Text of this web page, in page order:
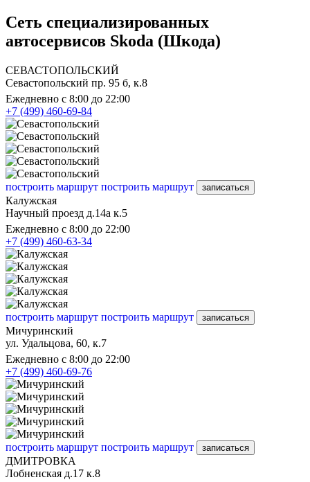
Сеть специализированных
автосервисов Skoda (Шкода)
СЕВАСТОПОЛЬСКИЙ
Севастопольский пр. 95 б, к.8
Ежедневно с 8:00 до 22:00
+7 (499) 460-69-84
построить маршрут построить маршрут записаться
Калужская
Научный проезд д.14а к.5
Ежедневно с 8:00 до 22:00
+7 (499) 460-63-34
построить маршрут построить маршрут записаться
Мичуринский
ул. Удальцова, 60, к.7
Ежедневно с 8:00 до 22:00
+7 (499) 460-69-76
построить маршрут построить маршрут записаться
ДМИТРОВКА
Лобненская д.17 к.8